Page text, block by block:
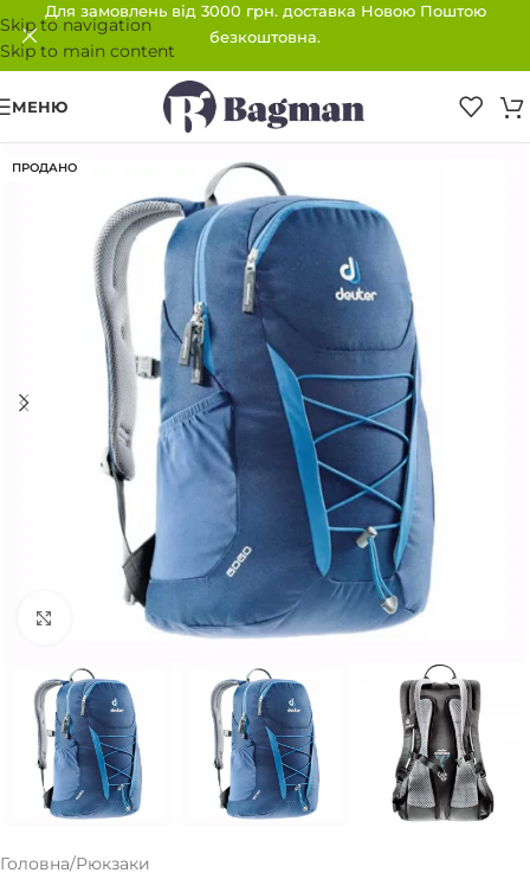
Skip to navigation
Skip to main content
Для замовлень від 3000 грн. доставка Новою Поштою
безкоштовна.
МЕНЮ
ПРОДАНО
Клацніть, щоб збільшити
Головна/Рюкзаки